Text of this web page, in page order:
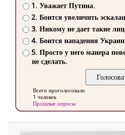
1. Уважает Путина.
2. Боится увеличить
3. Никому не дает такие
4. Боится нападения
5. Просто у него манера
не сделать.
Всего проголосовало
1 человек
Прошлые опросы